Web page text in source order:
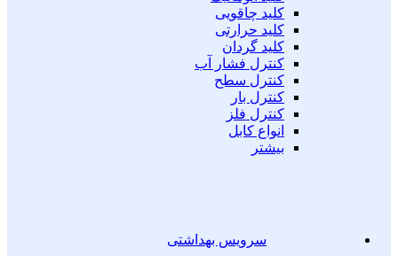
کلید چاقویی
کلید حرارتی
کلید گردان
کنترل فشار آب
کنترل سطح
کنترل بار
کنترل فلز
انواع کابل
بیشتر
سرویس بهداشتی